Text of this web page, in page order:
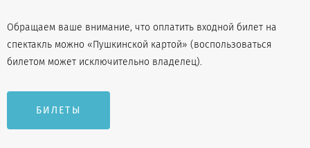
Обращаем ваше внимание, что оплатить входной билет на
спектакль можно «Пушкинской картой» (воспользоваться
билетом может исключительно владелец).
БИЛЕТЫ